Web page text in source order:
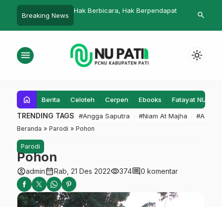
Breaking News
Syuriyah NU Pati Ingatkan Kembali
Panggilan
search
menu light_mode
home Berita Celoteh Cerpen Ebooks Fatayat NU
TRENDING TAGS #Angga Saputra #Niam At Majha #Admin
Beranda » Parodi » Pohon
Parodi
Pohon
account_circleadmincalendar_monthRab, 21 Des 2022visibility374comment0 komentar